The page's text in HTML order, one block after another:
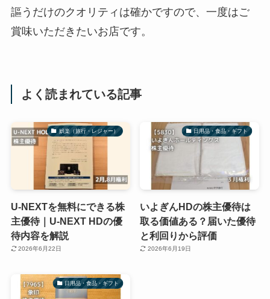
謳うだけのクオリティは確かですので、一度はご
賞味いただきたいお店です。
よく読まれている記事
娯楽（旅行・レジャー）
U-NEXTを無料にできる株
主優待｜U-NEXT HDの優
待内容を解説
2026年6月22日
日用品・食品・ギフト
いよぎんHDの株主優待は
取る価値ある？届いた優待
と利回りから評価
2026年6月19日
日用品・食品・ギフト